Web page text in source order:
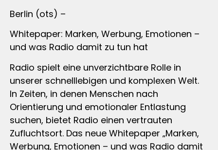
Berlin (ots) –
Whitepaper: Marken, Werbung, Emotionen –
und was Radio damit zu tun hat
Radio spielt eine unverzichtbare Rolle in
unserer schnelllebigen und komplexen Welt.
In Zeiten, in denen Menschen nach
Orientierung und emotionaler Entlastung
suchen, bietet Radio einen vertrauten
Zufluchtsort. Das neue Whitepaper „Marken,
Werbung, Emotionen – und was Radio damit